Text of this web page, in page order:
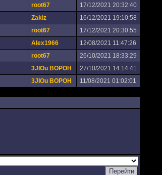
root67
17/12/2021 20:32:40
Zakiz
16/12/2021 19:10:58
root67
17/12/2021 20:30:55
Alex1966
12/08/2021 11:47:26
root67
26/10/2021 18:33:29
3JIOu BOPOH
27/10/2021 14:14:41
3JIOu BOPOH 11/08/2021 01:02:01